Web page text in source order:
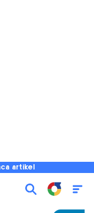
artikel